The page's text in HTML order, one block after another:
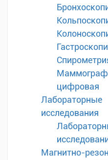
цифровая
Лабораторные
исследования
Магнитно-